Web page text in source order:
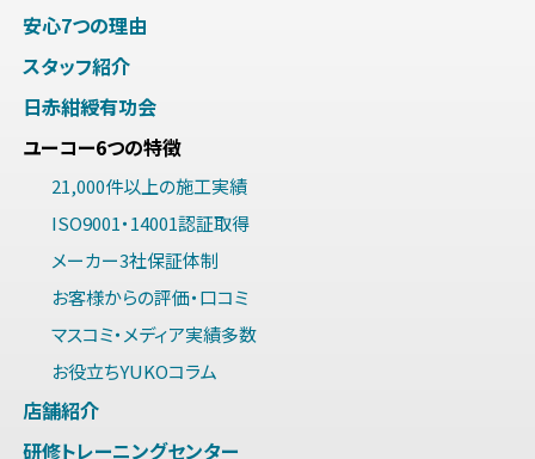
安心7つの理由
スタッフ紹介
日赤紺綬有功会
ユーコー6つの特徴
21,000件以上の施工実績
ISO9001・14001認証取得
メーカー3社保証体制
お客様からの評価・口コミ
マスコミ・メディア実績多数
お役立ちYUKOコラム
店舗紹介
研修トレーニングセンター